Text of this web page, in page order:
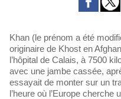
Khan (le prénom a été
originaire de Khost en
l’hôpital de Calais, à 7500
avec une jambe cassée,
essayait de monter sur un
l’heure où l’Europe